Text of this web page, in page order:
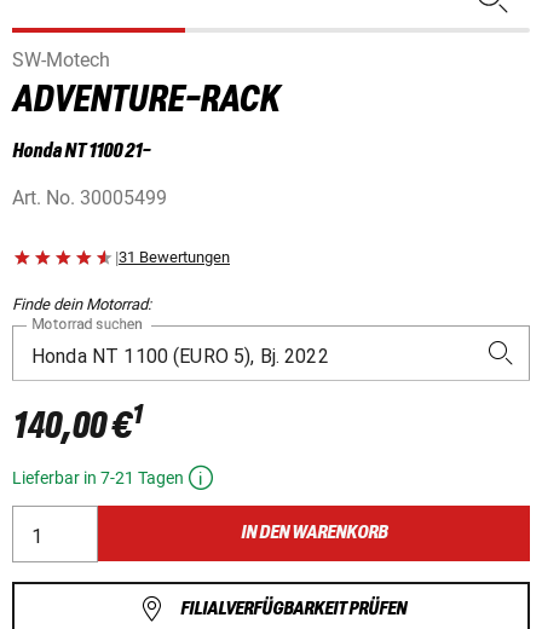
SW-Motech
ADVENTURE-RACK
Honda NT 1100 21-
Art. No. 30005499
|31 Bewertungen
Finde dein Motorrad:
Motorrad suchen
140,00 €1
Lieferbar in 7-21 Tagen
IN DEN WARENKORB
FILIALVERFÜGBARKEIT PRÜFEN